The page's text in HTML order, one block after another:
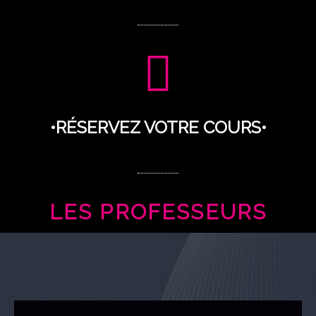
•RÉSERVEZ VOTRE COURS•
LES PROFESSEURS